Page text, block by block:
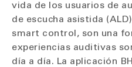
vida de los usuarios de
de escucha asistida
smart control, son una
experiencias auditivas
día a día. La aplicación